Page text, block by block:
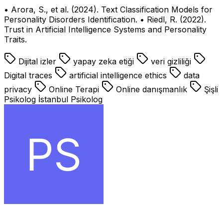
• Arora, S., et al. (2024). Text Classification Models for
Personality Disorders Identification. • Riedl, R. (2022).
Trust in Artificial Intelligence Systems and Personality
Traits.
Dijital izler yapay zeka etiği
veri gizliliği
Digital traces
artificial intelligence ethics
data
privacy
Online Terapi Online danışmanlık
Şişli
Psikolog İstanbul Psikolog